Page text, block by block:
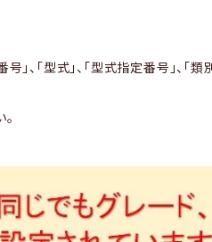
、「型式」、「型式指定番号」、「